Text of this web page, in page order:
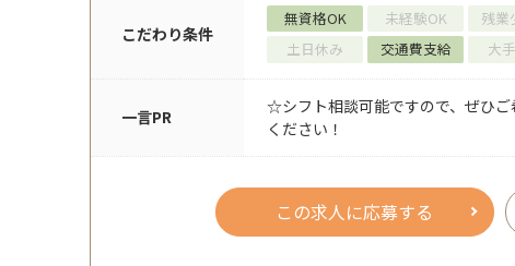
こだわり条件
無資格OK 未経験OK
残業
土日休み
交通費支給 大
一言PR
☆シフト相談可能ですので、ぜひご
ください！
この求人に応募する